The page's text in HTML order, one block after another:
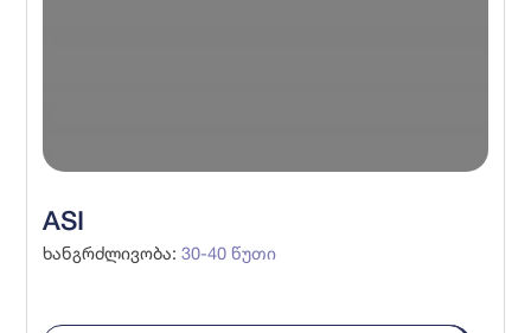
ASI
ხანგრძლივობა: 30-40 წუთი